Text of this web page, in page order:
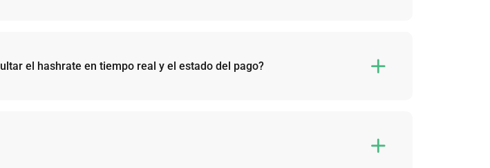
el hashrate en tiempo real y el estado del pago? 
